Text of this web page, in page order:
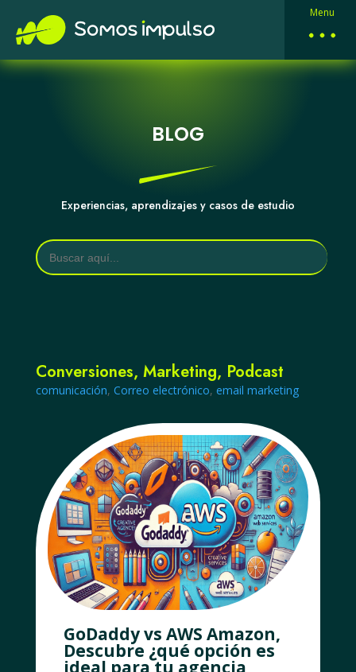
Menu
BLOG
Experiencias, aprendizajes y casos de estudio
Buscar:
Conversiones, Marketing, Podcast
comunicación, Correo electrónico, email marketing
GoDaddy vs AWS Amazon,
Descubre ¿qué opción es
ideal para tu agencia